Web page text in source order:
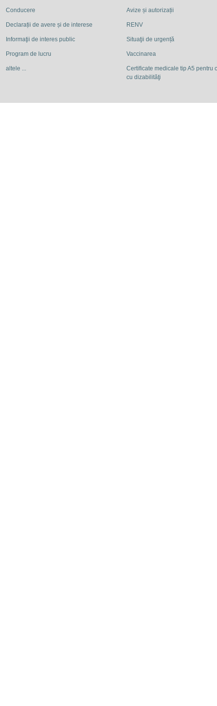
Conducere
Declarații de avere și de interese
Informaţii de interes public
Program de lucru
altele ...
Avize și autorizații
RENV
Situaţii de urgență
Vaccinarea
Certificate medicale tip A5 pentru
cu dizabilităţi